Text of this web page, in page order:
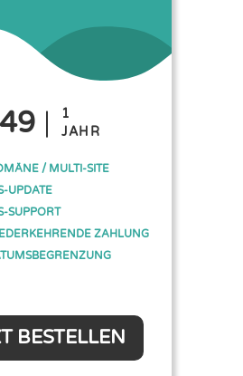
1
JAHR
/ MULTI-SITE
UPDATE
SUPPORT
ZAHLUNG
BESTELLEN